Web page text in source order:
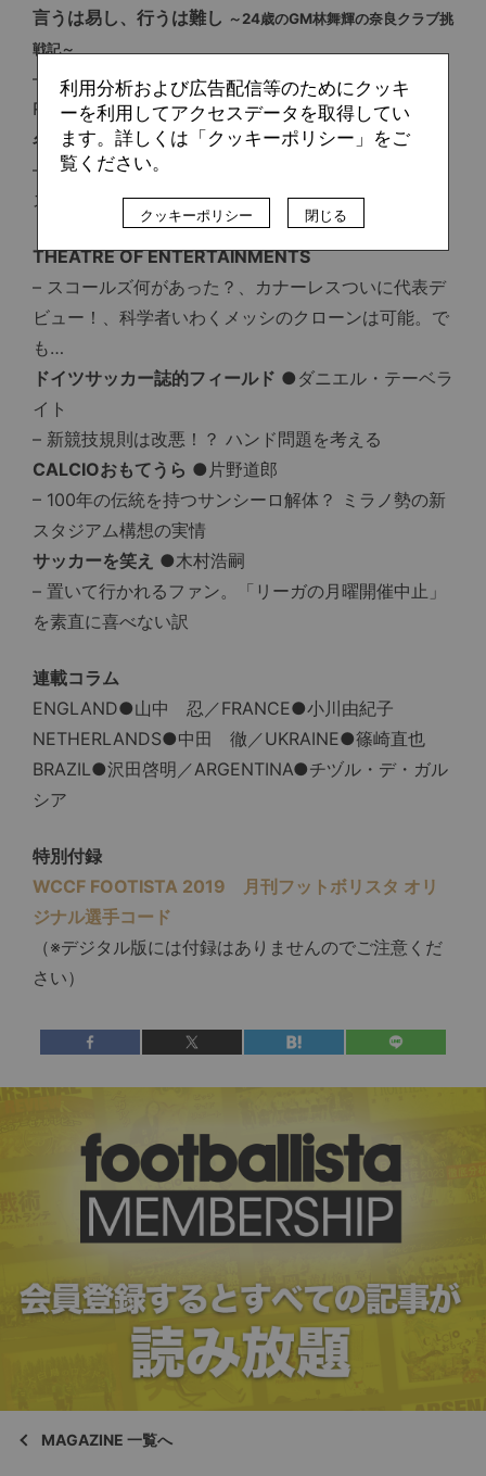
言うは易し、行うは難し ～24歳のGM林舞輝の奈良クラブ挑
戦記～
– 開幕3連敗でも続けます。「試合後解説＝Maiki
Review」への想い
名優たちの“セカンドライフ”●寺沢 薫
– アンドレウ・フォンタス（スポーティング・カンザ
スシティ）
THEATRE OF ENTERTAINMENTS
– スコールズ何があった？、カナーレスついに代表デ
ビュー！、科学者いわくメッシのクローンは可能。で
も…
ドイツサッカー誌的フィールド ●ダニエル・テーベラ
イト
– 新競技規則は改悪！？ ハンド問題を考える
CALCIOおもてうら ●片野道郎
– 100年の伝統を持つサンシーロ解体？ ミラノ勢の新
スタジアム構想の実情
サッカーを笑え ●木村浩嗣
– 置いて行かれるファン。「リーガの月曜開催中止」
を素直に喜べない訳
連載コラム
ENGLAND●山中 忍／FRANCE●小川由紀子
NETHERLANDS●中田 徹／UKRAINE●篠崎直也
BRAZIL●沢田啓明／ARGENTINA●チヅル・デ・ガル
シア
特別付録
WCCF FOOTISTA 2019 月刊フットボリスタ オリ
ジナル選手コード
（※デジタル版には付録はありませんのでご注意くだ
さい）
MAGAZINE 一覧へ
利用分析および広告配信等のためにクッキ
ーを利用してアクセスデータを取得してい
ます。詳しくは「クッキーポリシー」をご
覧ください。
クッキーポリシー 閉じる